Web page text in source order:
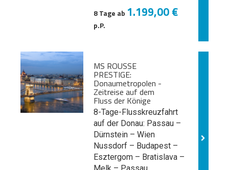
8 Tage ab 1.199,00 €
p.P.
MS ROUSSE
PRESTIGE:
Donaumetropolen -
Zeitreise auf dem
Fluss der Könige
8-Tage-Flusskreuzfahrt
auf der Donau: Passau –
Dürnstein – Wien
Nussdorf – Budapest –
Esztergom – Bratislava –